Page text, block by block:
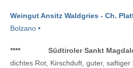
Weingut Ansitz Waldgries - Ch.
Bolzano •
****
Südtiroler Sankt
dichtes Rot, Kirschduft, guter, saftiger